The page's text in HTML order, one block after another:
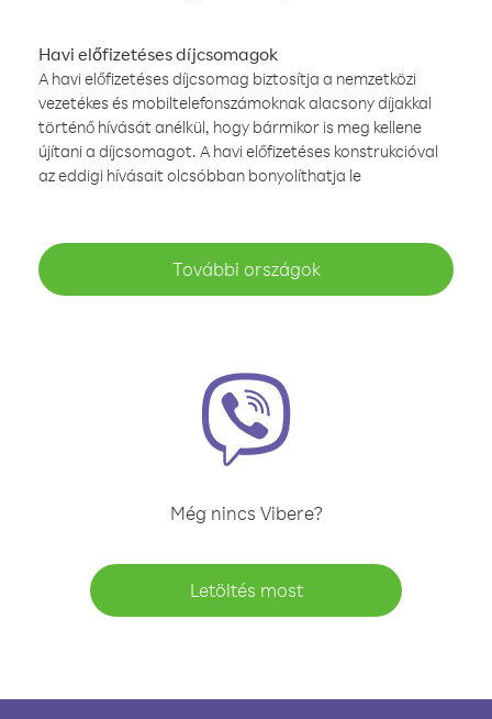
Havi előfizetéses díjcsomagok
A havi előfizetéses díjcsomag biztosítja a nemzetközi
vezetékes és mobiltelefonszámoknak alacsony díjakkal
történő hívását anélkül, hogy bármikor is meg kellene
újítani a díjcsomagot. A havi előfizetéses konstrukcióval
az eddigi hívásait olcsóbban bonyolíthatja le
További országok
Még nincs Vibere?
Letöltés most